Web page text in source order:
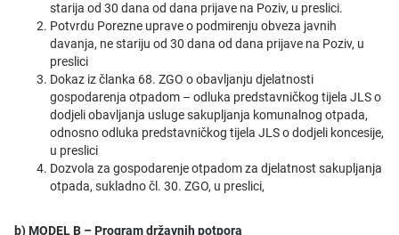
starija od 30 dana od dana prijave na Poziv, u preslici.
Potvrdu Porezne uprave o podmirenju obveza javnih
davanja, ne stariju od 30 dana od dana prijave na Poziv, u
preslici
Dokaz iz članka 68. ZGO o obavljanju djelatnosti
gospodarenja otpadom – odluka predstavničkog tijela JLS o
dodjeli obavljanja usluge sakupljanja komunalnog otpada,
odnosno odluka predstavničkog tijela JLS o dodjeli koncesije,
u preslici
Dozvola za gospodarenje otpadom za djelatnost sakupljanja
otpada, sukladno čl. 30. ZGO, u preslici,
b) MODEL B – Program državnih potpora